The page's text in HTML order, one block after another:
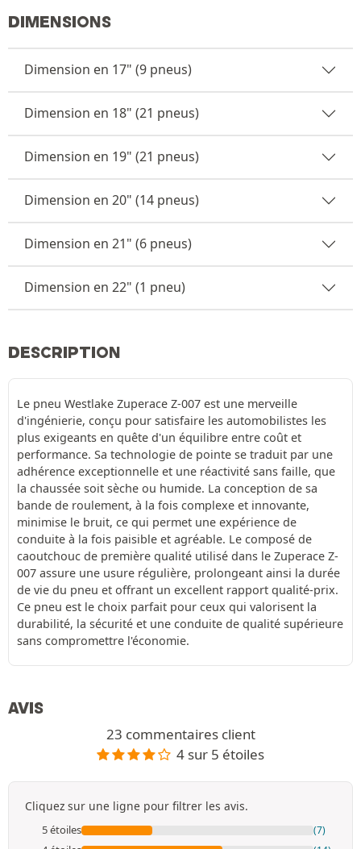
DIMENSIONS
Dimension en 17" (9 pneus)
Dimension en 18" (21 pneus)
Dimension en 19" (21 pneus)
Dimension en 20" (14 pneus)
Dimension en 21" (6 pneus)
Dimension en 22" (1 pneu)
DESCRIPTION
Le pneu Westlake Zuperace Z-007 est une merveille
d'ingénierie, conçu pour satisfaire les automobilistes les
plus exigeants en quête d'un équilibre entre coût et
performance. Sa technologie de pointe se traduit par une
adhérence exceptionnelle et une réactivité sans faille, que
la chaussée soit sèche ou humide. La conception de sa
bande de roulement, à la fois complexe et innovante,
minimise le bruit, ce qui permet une expérience de
conduite à la fois paisible et agréable. Le composé de
caoutchouc de première qualité utilisé dans le Zuperace Z-
007 assure une usure régulière, prolongeant ainsi la durée
de vie du pneu et offrant un excellent rapport qualité-prix.
Ce pneu est le choix parfait pour ceux qui valorisent la
durabilité, la sécurité et une conduite de qualité supérieure
sans compromettre l'économie.
AVIS
23 commentaires client
4 sur 5 étoiles
Cliquez sur une ligne pour filtrer les avis.
5 étoiles (7)